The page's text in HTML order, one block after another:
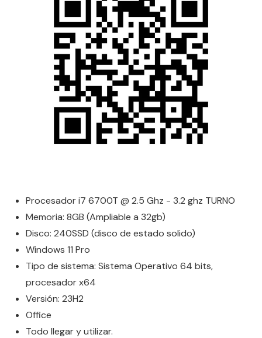
Procesador i7 6700T @ 2.5 Ghz - 3.2 ghz TURNO
Memoria: 8GB (Ampliable a 32gb)
Disco: 240SSD (disco de estado solido)
Windows 11 Pro
Tipo de sistema: Sistema Operativo 64 bits,
procesador x64
Versión: 23H2
Office
Todo llegar y utilizar.